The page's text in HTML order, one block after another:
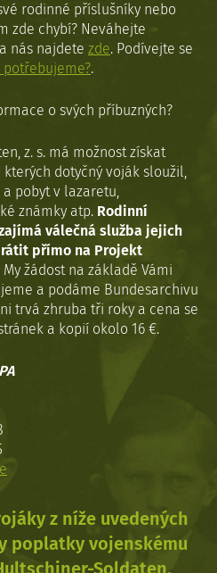
rodinné příslušníky nebo
zde chybí? Neváhejte
nás najdete zde. Podívejte se
potřebujeme?.
o svých příbuzných?
z. s. má možnost získat
dotyčný voják sloužil,
pobyt v lazaretu,
známky atp. Rodinní
válečná služba jejich
přímo na Projekt
My žádost na základě Vámi
a podáme Bundesarchivu
trvá zhruba tři roky a cena se
a kopií okolo 16 €.
z níže uvedených
poplatky vojenskému
Soldaten.